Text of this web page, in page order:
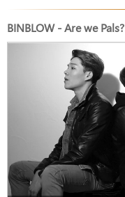
BINBLOW - Are we Pals?